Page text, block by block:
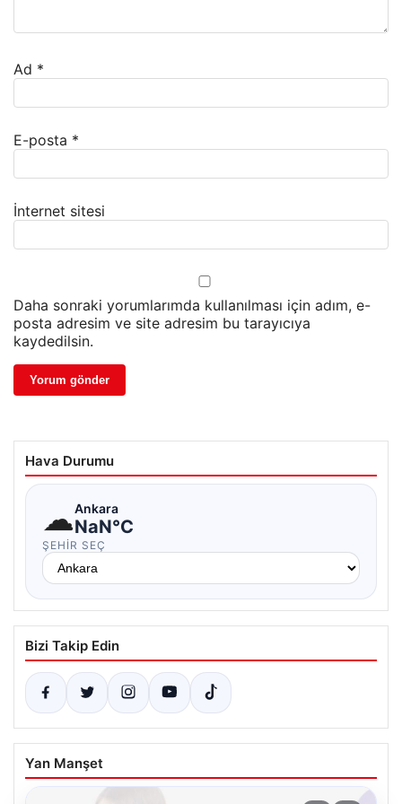
Ad *
E-posta *
İnternet sitesi
Daha sonraki yorumlarımda kullanılması için adım, e-
posta adresim ve site adresim bu tarayıcıya
kaydedilsin.
Hava Durumu
☁Ankara
NaN°C
ŞEHIR SEÇ
Bizi Takip Edin
Yan Manşet